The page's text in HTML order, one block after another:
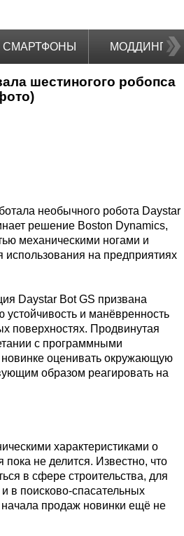
СМАРТФОНЫ МОДДИНГ
шестиногого робопса
необычного робота Daystar
решение Boston Dynamics,
механическими ногами и
использования на предприятиях
Daystar Bot GS призвана
и манёвренность
поверхностях. Продвинутая
с программными
оценивать окружающую
образом реагировать на
характеристиками о
не делится. Известно, что
в сфере строительства, для
в поисково-спасательных
продаж новинки ещё не